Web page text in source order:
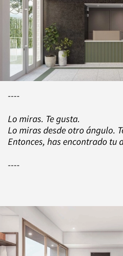
----
Lo miras. Te gusta.
Lo miras desde otro ángulo.
Entonces, has encontrado tu
----